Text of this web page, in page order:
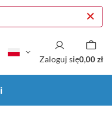
Zaloguj się0,00 zł